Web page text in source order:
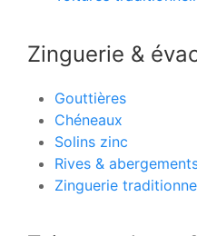
Zinguerie &
Gouttières
Chéneaux
Solins zinc
Rives &
Zinguerie